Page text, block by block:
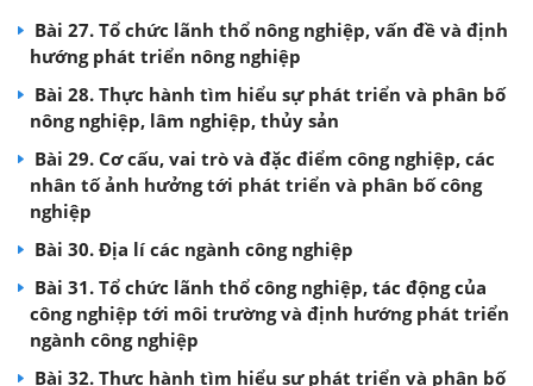
Bài 27. Tổ chức lãnh thổ nông nghiệp, vấn đề và định
hướng phát triển nông nghiệp
Bài 28. Thực hành tìm hiểu sự phát triển và phân bố
nông nghiệp, lâm nghiệp, thủy sản
Bài 29. Cơ cấu, vai trò và đặc điểm công nghiệp, các
nhân tố ảnh hưởng tới phát triển và phân bố công
nghiệp
Bài 30. Địa lí các ngành công nghiệp
Bài 31. Tổ chức lãnh thổ công nghiệp, tác động của
công nghiệp tới môi trường và định hướng phát triển
ngành công nghiệp
Bài 32. Thực hành tìm hiểu sự phát triển và phân bố